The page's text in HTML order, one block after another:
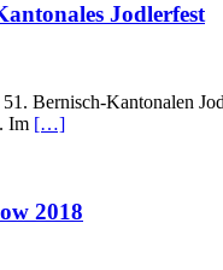
Jodlerfest
Bernisch-Kantonalen
Im […]
2018